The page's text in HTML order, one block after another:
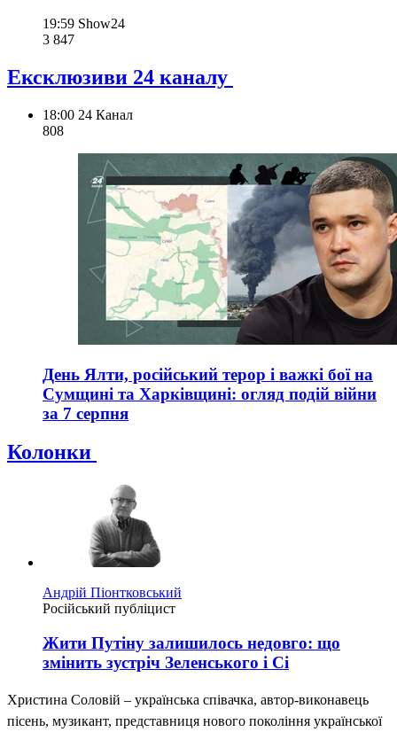
19:59 Show24
3 847
Ексклюзиви 24 каналу
18:00 24 Канал
808
День Ялти, російський терор і важкі бої на
Сумщині та Харківщині: огляд подій війни
за 7 серпня
Колонки
Андрій Піонтковський
Російський публіцист
Жити Путіну залишилось недовго: що
змінить зустріч Зеленського і Сі
Христина Соловій – українська співачка, автор-виконавець
пісень, музикант, представниця нового покоління української